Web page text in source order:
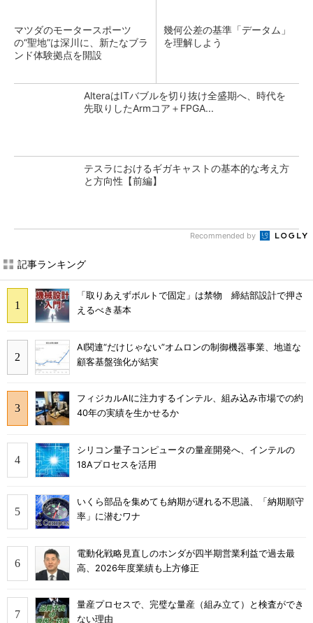
マツダのモータースポーツ
の“聖地”は深川に、新たなブラ
ンド体験拠点を開設
幾何公差の基準「データム」
を理解しよう
AlteraはITバブルを切り抜け全盛期へ、時代を
先取りしたArmコア＋FPGA...
テスラにおけるギガキャストの基本的な考え方
と方向性【前編】
Recommended by
記事ランキング
「取りあえずボルトで固定」は禁物 締結部設計で押さ
えるべき基本
AI関連“だけじゃない”オムロンの制御機器事業、地道な
顧客基盤強化が結実
フィジカルAIに注力するインテル、組み込み市場での約
40年の実績を生かせるか
シリコン量子コンピュータの量産開発へ、インテルの
18Aプロセスを活用
いくら部品を集めても納期が遅れる不思議、「納期順守
率」に潜むワナ
電動化戦略見直しのホンダが四半期営業利益で過去最
高、2026年度業績も上方修正
量産プロセスで、完璧な量産（組み立て）と検査ができ
ない理由